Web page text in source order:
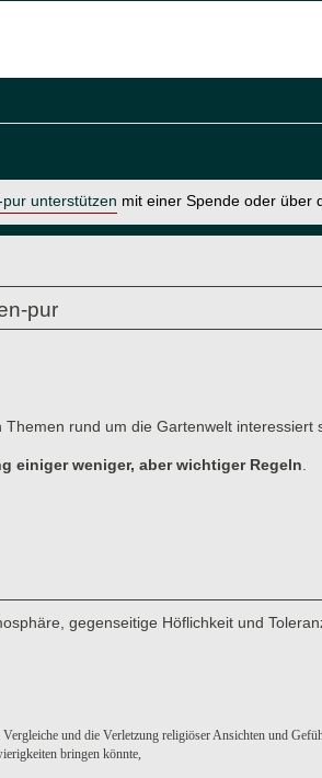
unterstützen mit einer Spende oder über
pur
rund um die Gartenwelt interessiert
einiger weniger, aber wichtiger Regeln
gegenseitige Höflichkeit und
und die Verletzung religiöser Ansichten und
bringen könnte,